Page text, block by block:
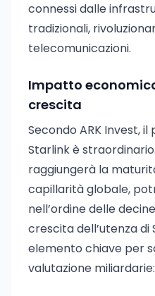
connessi dalle
tradizionali,
telecomunicazioni.
Impatto
crescita
Secondo ARK Invest,
Starlink è
raggiungerà la
capillarità globale,
nell’ordine delle
crescita dell’utenza
elemento chiave per
valutazione miliardarie: